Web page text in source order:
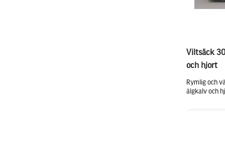
Viltsäck
och hjort
Rymlig och
älgkalv och